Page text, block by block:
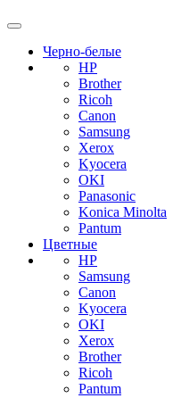
Черно-белые
HP
Brother
Ricoh
Canon
Samsung
Xerox
Kyocera
OKI
Panasonic
Konica Minolta
Pantum
Цветные
HP
Samsung
Canon
Kyocera
OKI
Xerox
Brother
Ricoh
Pantum